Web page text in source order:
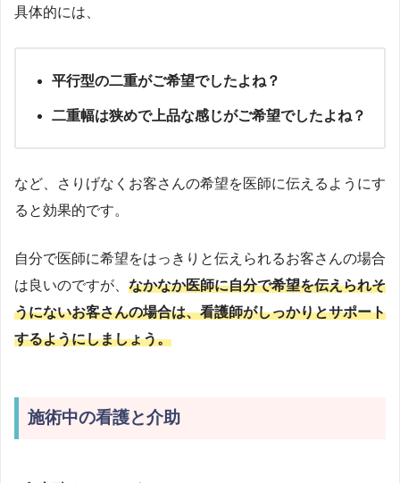
具体的には、
平行型の二重がご希望でしたよね？
二重幅は狭めで上品な感じがご希望でしたよね？
など、さりげなくお客さんの希望を医師に伝えるようにす
ると効果的です。
自分で医師に希望をはっきりと伝えられるお客さんの場合
は良いのですが、 なかなか医師に自分で希望を伝えられそ
うにないお客さんの場合は、看護師がしっかりとサポート
するようにしましょう。
施術中の看護と介助